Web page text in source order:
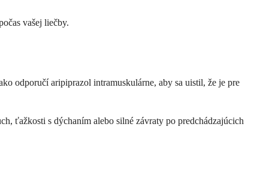
vašej liečby.
odporučí aripiprazol intramuskulárne, aby sa uistil, že je pre
ťažkosti s dýchaním alebo silné závraty po predchádzajúcich